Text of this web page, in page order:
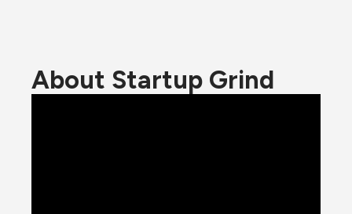
About Startup Grind